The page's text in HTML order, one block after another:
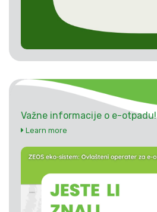
Važne informacije o e-otpadu!
Learn more